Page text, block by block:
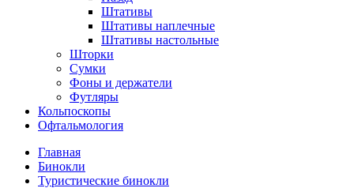
Штативы
Штативы наплечные
Штативы настольные
Шторки
Сумки
Фоны и держатели
Футляры
Кольпоскопы
Офтальмология
Главная
Бинокли
Туристические бинокли